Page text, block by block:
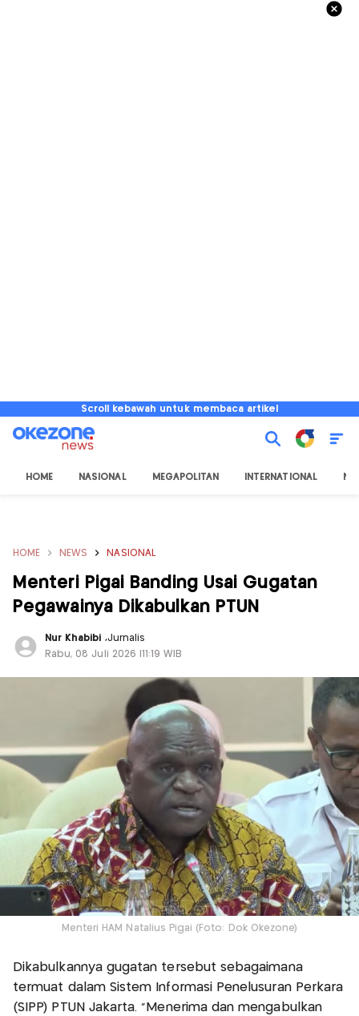
Scroll kebawah untuk membaca artikel
HOME NASIONAL MEGAPOLITAN INTERNATIONAL
HOME NEWS NASIONAL
Menteri Pigai Banding Usai Gugatan
Pegawainya Dikabulkan PTUN
Nur Khabibi ,Jurnalis
Rabu, 08 Juli 2026 |11:19 WIB
Menteri HAM Natalius Pigai (Foto: Dok Okezone)
Dikabulkannya gugatan tersebut sebagaimana
termuat dalam Sistem Informasi Penelusuran Perkara
(SIPP) PTUN Jakarta. "Menerima dan mengabulkan